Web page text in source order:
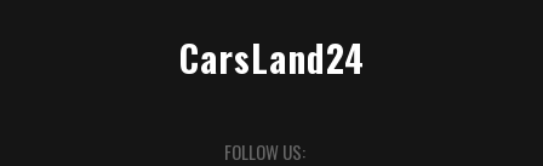
CarsLand24
FOLLOW US: